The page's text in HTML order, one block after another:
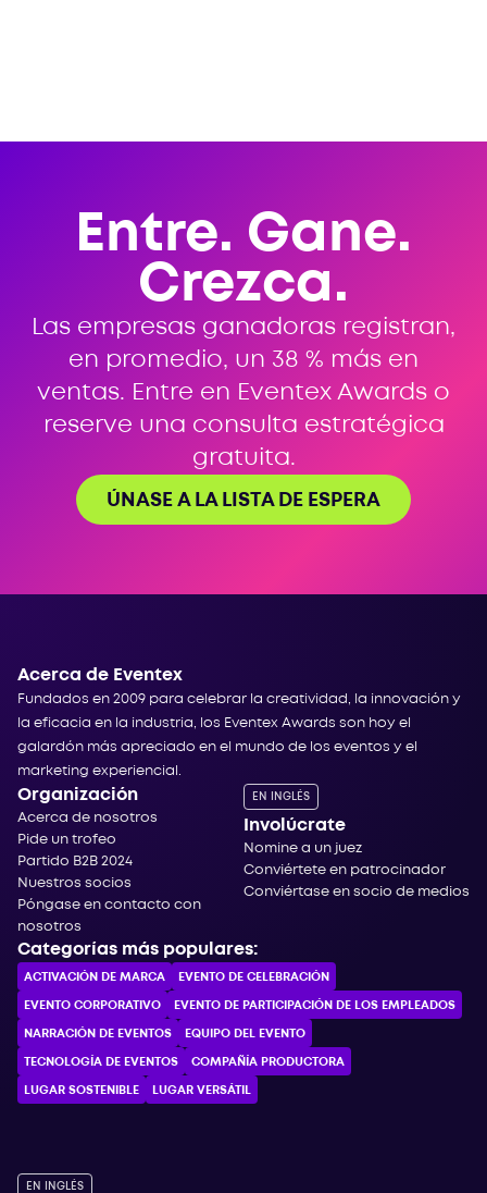
Entre. Gane.
Crezca.
Las empresas ganadoras registran,
en promedio, un 38 % más en
ventas. Entre en Eventex Awards o
reserve una consulta estratégica
gratuita.
ÚNASE A LA LISTA DE ESPERA
Acerca de Eventex
Fundados en 2009 para celebrar la creatividad, la innovación y
la eficacia en la industria, los Eventex Awards son hoy el
galardón más apreciado en el mundo de los eventos y el
marketing experiencial.
Organización
Acerca de nosotros
Pide un trofeo
Partido B2B 2024
Nuestros socios
Póngase en contacto con
nosotros
EN INGLÉS
Involúcrate
Nomine a un juez
Conviértete en patrocinador
Conviértase en socio de medios
Categorías más populares:
ACTIVACIÓN DE MARCA EVENTO DE CELEBRACIÓN
EVENTO CORPORATIVO EVENTO DE PARTICIPACIÓN DE LOS EMPLEADOS
NARRACIÓN DE EVENTOS EQUIPO DEL EVENTO
TECNOLOGÍA DE EVENTOS COMPAÑÍA PRODUCTORA
LUGAR SOSTENIBLE LUGAR VERSÁTIL
EN INGLÉS